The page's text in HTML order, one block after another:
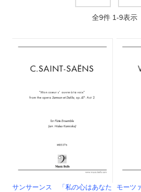
全9件 1-9表示
サンサーンス 「私の心はあなた
モーツ